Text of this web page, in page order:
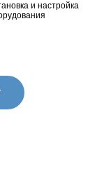
и настройка